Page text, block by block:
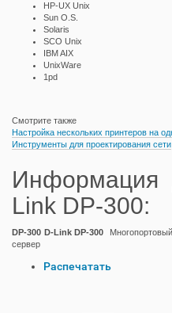
HP-UX Unix
Sun O.S.
Solaris
SCO Unix
IBM AIX
UnixWare
1pd
Смотрите также
Настройка нескольких принтеров на
Инструменты для проектирования сети
Информация
Link DP-300:
DP-300 D-Link DP-300
сервер
Распечатать